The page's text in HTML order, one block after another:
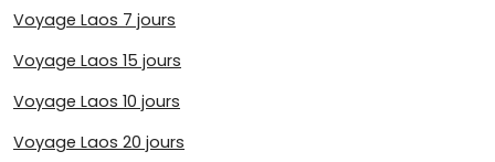
Voyage Laos 7 jours
Voyage Laos 15 jours
Voyage Laos 10 jours
Voyage Laos 20 jours